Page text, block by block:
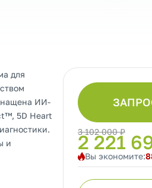
3 102 000 ₽
2 221
Вы экономите:
для
ИИ-
5D Heart
и